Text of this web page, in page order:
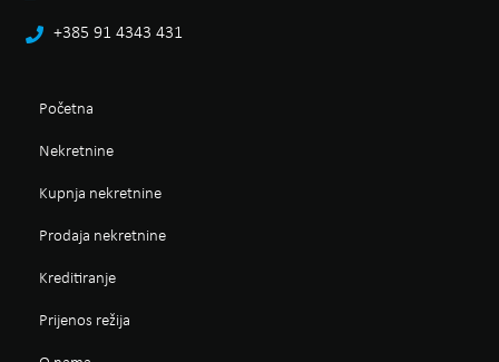
+385 91 4343 431
Početna
Nekretnine
Kupnja nekretnine
Prodaja nekretnine
Kreditiranje
Prijenos režija